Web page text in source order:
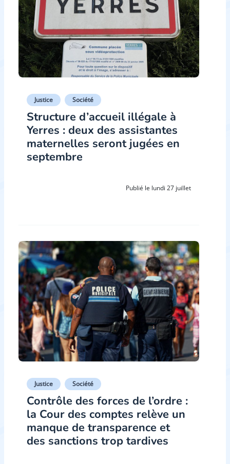
Justice Société
Structure d’accueil illégale à
Yerres : deux des assistantes
maternelles seront jugées en
septembre
Publié le lundi 27 juillet
Justice Société
Contrôle des forces de l’ordre :
la Cour des comptes relève un
manque de transparence et
des sanctions trop tardives